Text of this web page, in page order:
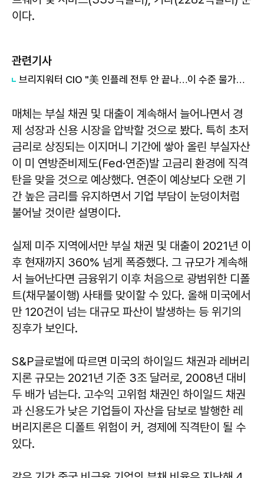
이다.
관련기사
브리지워터 CIO "美 인플레 전투 안 끝나…이 수준 물가에 갇힐 것"
매체는 부실 채권 및 대출이 계속해서 늘어나면서 경
제 성장과 신용 시장을 압박할 것으로 봤다. 특히 초저
금리로 상징되는 이지머니 기간에 쌓아 올린 부실자산
이 미 연방준비제도(Fed·연준)발 고금리 환경에 직격
탄을 맞을 것으로 예상했다. 연준이 예상보다 오랜 기
간 높은 금리를 유지하면서 기업 부담이 눈덩이처럼
불어날 것이란 설명이다.
실제 미주 지역에서만 부실 채권 및 대출이 2021년 이
후 현재까지 360% 넘게 폭증했다. 그 규모가 계속해
서 늘어난다면 금융위기 이후 처음으로 광범위한 디폴
트(채무불이행) 사태를 맞이할 수 있다. 올해 미국에서
만 120건이 넘는 대규모 파산이 발생하는 등 위기의
징후가 보인다.
S&P글로벌에 따르면 미국의 하이일드 채권과 레버리
지론 규모는 2021년 기준 3조 달러로, 2008년 대비
두 배가 넘는다. 고수익 고위험 채권인 하이일드 채권
과 신용도가 낮은 기업들이 자산을 담보로 발행한 레
버리지론은 디폴트 위험이 커, 경제에 직격탄이 될 수
있다.